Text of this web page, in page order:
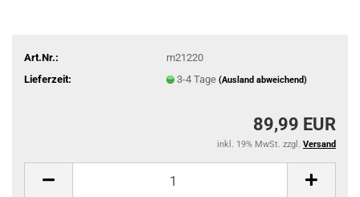
Art.Nr.:
m21220
Lieferzeit:
3-4 Tage (Ausland abweichend)
89,99 EUR
inkl. 19% MwSt. zzgl. Versand